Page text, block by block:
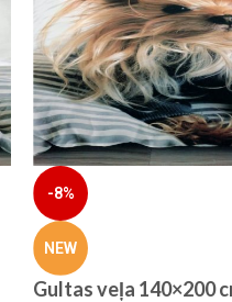
-8%
NEW
Gultas veļa 140×200